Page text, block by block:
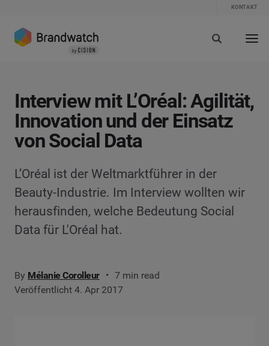
KONTAKT
Interview mit L’Oréal: Agilität,
Innovation und der Einsatz
von Social Data
L’Oréal ist der Weltmarktführer in der
Beauty-Industrie. Im Interview wollten wir
herausfinden, welche Bedeutung Social
Data für L'Oréal hat.
By Mélanie Corolleur
7 min read
Veröffentlicht 4. Apr 2017